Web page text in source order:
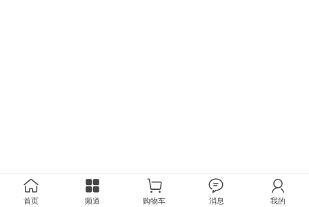
首页 频道 购物车 消息 我的